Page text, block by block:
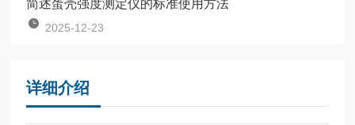
简述蛋壳强度测定仪的标准使用方法
2025-12-23
详细介绍